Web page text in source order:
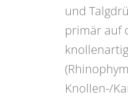
und
primär auf
Knollen-/